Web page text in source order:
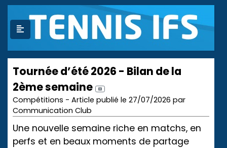
Tournée d’été 2026 - Bilan de la
2ème semaine
Compétitions - Article publié le 27/07/2026 par
Communication Club
Une nouvelle semaine riche en matchs, en
perfs et en beaux moments de partage